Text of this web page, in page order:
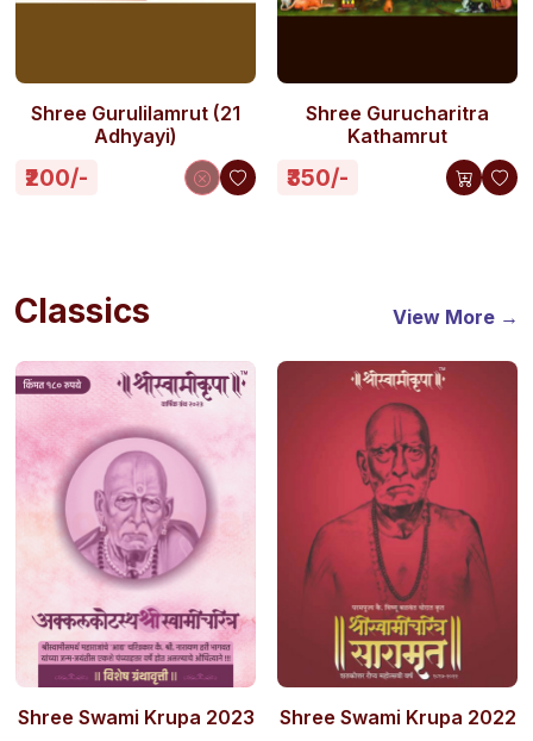
Shree Gurulilamrut (21
Adhyayi)
₹200/-
Shree Gurucharitra
Kathamrut
₹350/-
Classics View More →
Shree Swami Krupa 2023 Shree Swami Krupa 2022